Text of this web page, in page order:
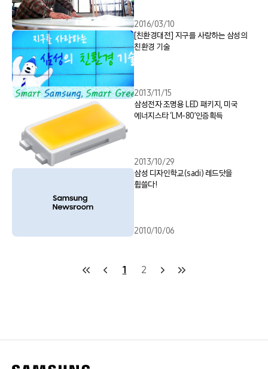
2016/03/10
[친환경대전] 지구를 사랑하는 삼성의
친환경 기술
2013/11/15
삼성전자 조명용 LED 패키지, 미국
에너지스타 ‘LM-80’인증획득
2013/10/29
삼성 디자인학교(sadi) 레드닷을
휩쓸다!
2010/10/06
1 2